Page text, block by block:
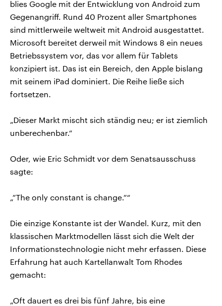
blies Google mit der Entwicklung von Android zum
Gegenangriff. Rund 40 Prozent aller Smartphones
sind mittlerweile weltweit mit Android ausgestattet.
Microsoft bereitet derweil mit Windows 8 ein neues
Betriebssystem vor, das vor allem für Tablets
konzipiert ist. Das ist ein Bereich, den Apple bislang
mit seinem iPad dominiert. Die Reihe ließe sich
fortsetzen.
„Dieser Markt mischt sich ständig neu; er ist ziemlich
unberechenbar.“
Oder, wie Eric Schmidt vor dem Senatsausschuss
sagte:
„”The only constant is change.”“
Die einzige Konstante ist der Wandel. Kurz, mit den
klassischen Marktmodellen lässt sich die Welt der
Informationstechnologie nicht mehr erfassen. Diese
Erfahrung hat auch Kartellanwalt Tom Rhodes
gemacht:
„Oft dauert es drei bis fünf Jahre, bis eine